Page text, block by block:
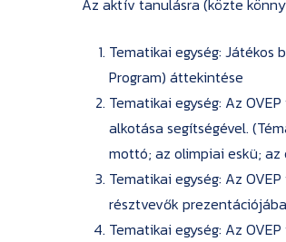
Az aktív tanulásra (közte
Tematikai egység: Játékos
Program) áttekintése
Tematikai egység: Az
alkotása segítségével.
mottó; az olimpiai eskü;
Tematikai egység: Az
résztvevők
Tematikai egység: Az